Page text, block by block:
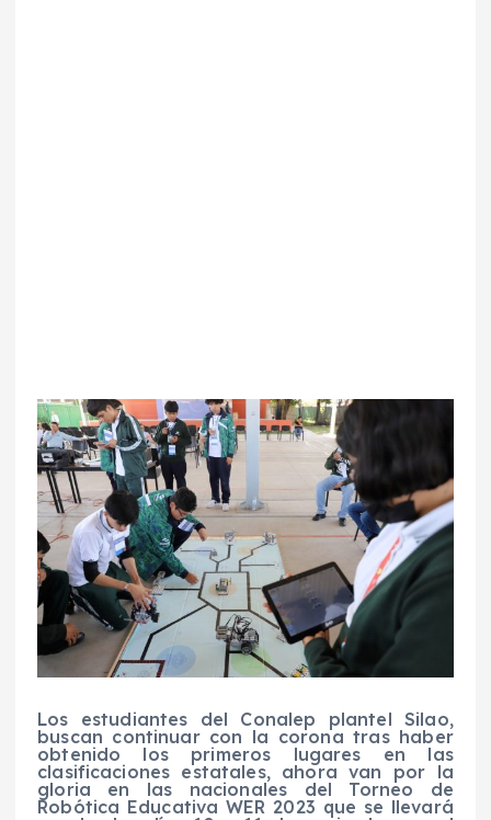
Los estudiantes del Conalep plantel Silao,
buscan continuar con la corona tras haber
obtenido los primeros lugares en las
clasificaciones estatales, ahora van por la
gloria en las nacionales del Torneo de
Robótica Educativa WER 2023 que se llevará